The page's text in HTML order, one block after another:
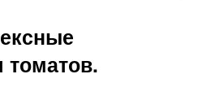
томатов.